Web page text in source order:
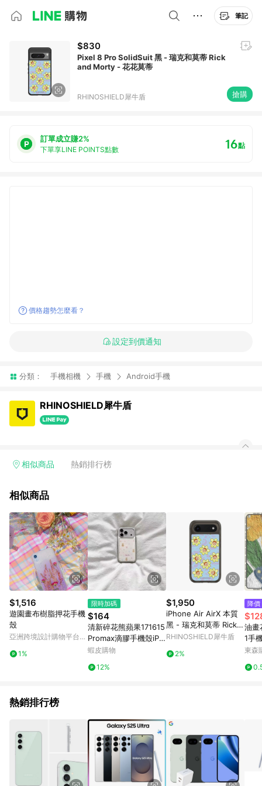
筆記
$830
Pixel 8 Pro SolidSuit 黑 - 瑞克和莫蒂 Rick
and Morty - 花花莫蒂
RHINOSHIELD犀牛盾 搶購
訂單成立賺2%
下單享LINE POINTS點數 16點
價格趨勢怎麼看？
設定到價通知
分類： 手機相機 手機 Android手機
RHINOSHIELD犀牛盾
相似商品 熱銷排行榜
相似商品
$1,516
遊園畫布樹脂押花手機
殼
亞洲跨境設計購物平台
1%
限時加碼
$164
清新碎花熊蘋果171615
Promax滴膠手機殼iPh
one17161514131211防
蝦皮購物
12%
$1,950
iPhone Air AirX 本質
黑 - 瑞克和莫蒂 Rick a
nd Morty - 花花莫蒂
RHINOSHIELD犀牛盾
2%
降價
油畫
1手
防
通
東森
熱銷排行榜